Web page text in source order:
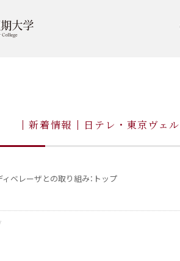
新着情報 日テレ・東京ヴェ
ィベレーザとの取り組み：トップ